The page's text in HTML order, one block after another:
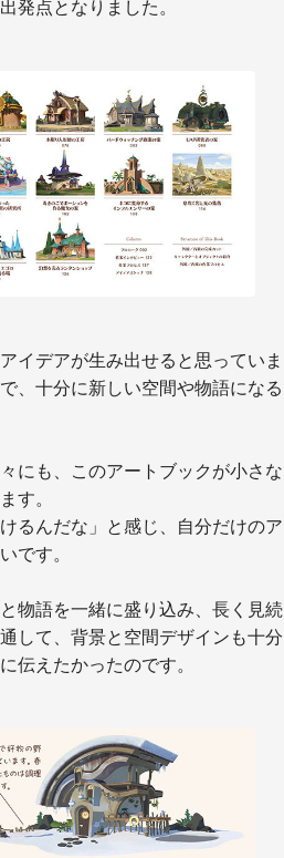
発点となりました。
イデアが生み出せると思っていま
、十分に新しい空間や物語になる
にも、このアートブックが小さな
す。
るんだな」と感じ、自分だけのア
です。
物語を一緒に盛り込み、長く見続
して、背景と空間デザインも十分
伝えたかったのです。